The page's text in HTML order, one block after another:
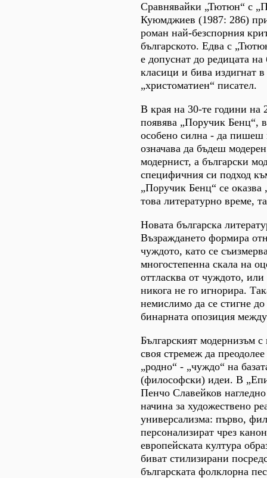
Сравнявайки „Тютюн“ с
Куюмджиев (1987: 286)
роман най-безспорния
българското. Едва с
е допуснат до редицата на
класици и бива издигнат в
„христоматиен“ писател.
В края на 30-те години на
появява „Поручик Бенц“,
особено силна - да пишеш
означава да бъдеш
модернист, а български
специфичния си подход
„Поручик Бенц“ се оказва
това литературно време,
Новата българска
Възраждането формира
чуждото, като се
многостепенна скала на
оттласква от чуждото,
никога не го игнорира.
немислимо да се стигне
бинарната опозиция
Българският модернизъм с
своя стремеж да
„родно“ - „чуждо“ на
(философски) идеи. В
Пенчо Славейков
начина за художествено
универсализма: първо,
персонализират чрез
европейската култура
биват стилизирани
българската фолклорна